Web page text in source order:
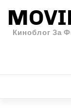
Киноблог За